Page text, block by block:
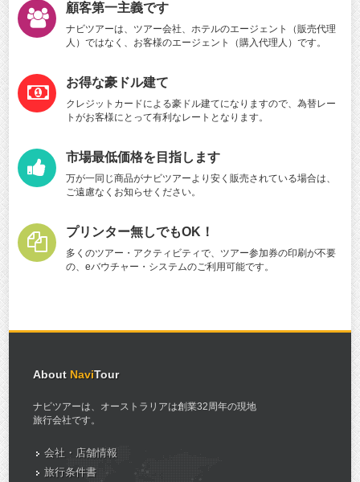
顧客第一主義です
ナビツアーは、ツアー会社、ホテルのエージェント（販売代理
人）ではなく、お客様のエージェント（購入代理人）です。
お得な豪ドル建て
クレジットカードによる豪ドル建てになりますので、為替レー
トがお客様にとって有利なレートとなります。
市場最低価格を目指します
万が一同じ商品がナビツアーより安く販売されている場合は、
ご遠慮なくお知らせください。
プリンター無しでもOK！
多くのツアー・アクティビティで、ツアー参加券の印刷が不要
の、eバウチャー・システムのご利用可能です。
About NaviTour
ナビツアーは、オーストラリアは創業32周年の現地
旅行会社です。
会社・店舗情報
旅行条件書